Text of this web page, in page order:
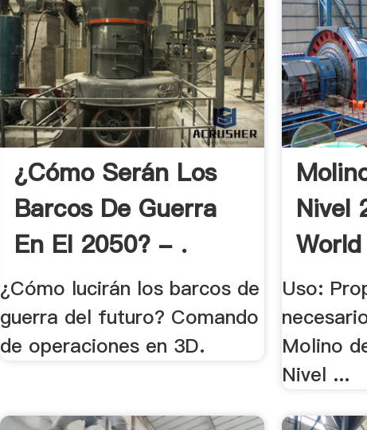
¿Cómo Serán Los
Barcos De Guerra
En El 2050? - .
¿Cómo lucirán los barcos de
guerra del futuro? Comando
de operaciones en 3D.
Nivel
Uso:
Molino
Nivel ...